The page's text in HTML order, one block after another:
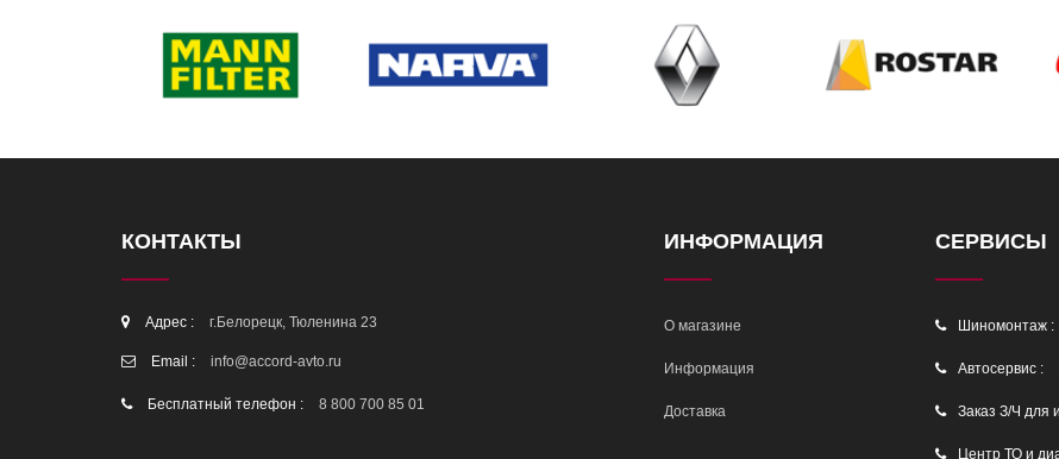
КОНТАКТЫ
Адрес : г.Белорецк, Тюленина 23
Email : info@accord-avto.ru
Бесплатный телефон : 8 800 700 85 01
ИНФОРМАЦИЯ
О магазине
Информация
Доставка
СЕРВИСЫ
Шиномонтаж :
Автосервис :
Заказ З/Ч для
Центр ТО и